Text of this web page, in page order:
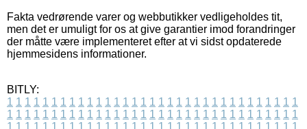
Fakta vedrørende varer og webbutikker vedligeholdes tit,
men det er umuligt for os at give garantier imod forandringer
der måtte være implementeret efter at vi sidst opdaterede
hjemmesidens informationer.
BITLY:
1 1 1 1 1 1 1 1 1 1 1 1 1 1 1 1 1 1 1 1 1 1 1 1 1 1 1 1 1 1 1 1 1
1 1 1 1 1 1 1 1 1 1 1 1 1 1 1 1 1 1 1 1 1 1 1 1 1 1 1 1 1 1 1 1 1
1 1 1 1 1 1 1 1 1 1 1 1 1 1 1 1 1 1 1 1 1 1 1 1 1 1 1 1 1 1 1 1 1